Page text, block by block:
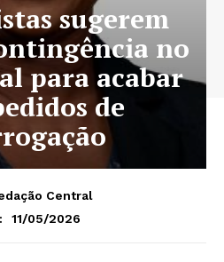
sugerem
no
para acabar
de
Central
11/05/2026